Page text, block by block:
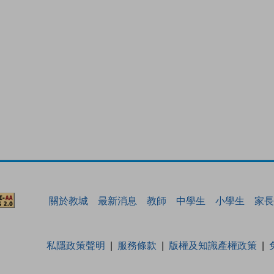
關於教城 最新消息 教師 中學生 小學生 家長
私隱政策聲明 服務條款 版權及知識產權政策